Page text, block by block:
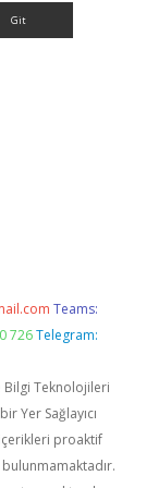
Teams:
726 Telegram:
Bilgi Teknolojileri
Yer Sağlayıcı
proaktif